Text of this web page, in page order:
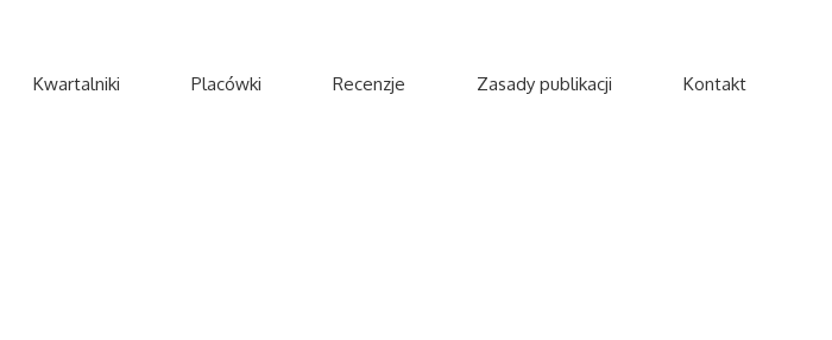
Kwartalniki Placówki Recenzje Zasady publikacji Kontakt